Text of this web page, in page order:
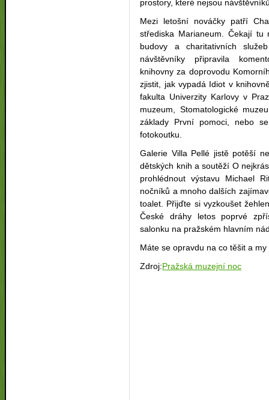
prostory, které nejsou
Mezi letošní nováčky patří
střediska Marianeum. Čekají tu
budovy a charitativních
návštěvníky připravila
knihovny za doprovodu
zjistit, jak vypadá Idiot v
fakulta Univerzity Karlovy v
muzeum, Stomatologické
základy První pomoci, nebo
fotokoutku.
Galerie Villa Pellé jistě potěší
dětských knih a soutěží O
prohlédnout výstavu Michael
nočníků a mnoho dalších
toalet. Přijďte si vyzkoušet
České dráhy letos poprvé
salonku na pražském hlavním
Máte se opravdu na co těšit a
Zdroj:Pražská muzejní noc